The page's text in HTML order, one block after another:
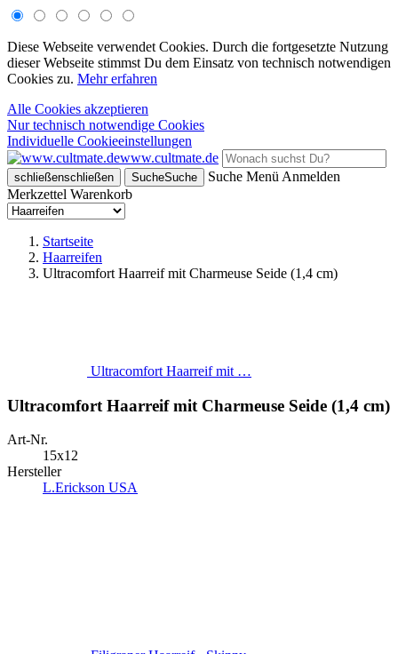
Diese Webseite verwendet Cookies. Durch die fortgesetzte Nutzung
dieser Webseite stimmst Du dem Einsatz von technisch notwendigen
Cookies zu. Mehr erfahren
Alle Cookies akzeptieren
Nur technisch notwendige Cookies
Individuelle Cookieeinstellungen
www.cultmate.de
schließenschließen SucheSuche Suche Menü Anmelden
Merkzettel Warenkorb
Startseite
Haarreifen
Ultracomfort Haarreif mit Charmeuse Seide (1,4 cm)
Ultracomfort Haarreif mit …
Ultracomfort Haarreif mit Charmeuse Seide (1,4 cm)
Art-Nr.
15x12
Hersteller
L.Erickson USA